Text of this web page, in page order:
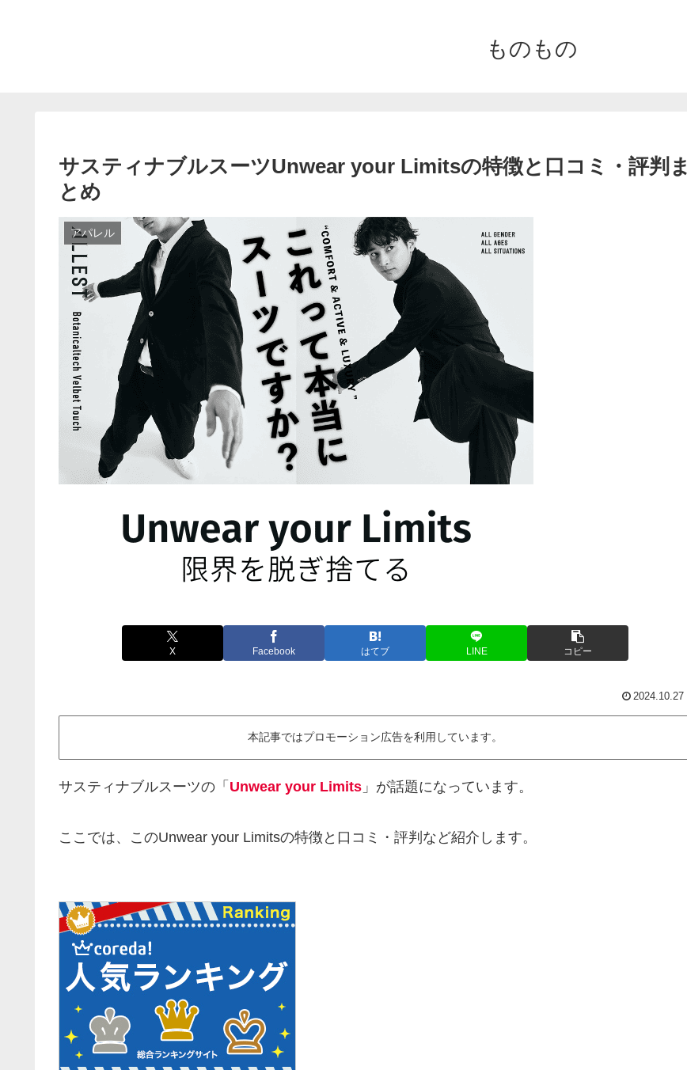
ものもの
サスティナブルスーツUnwear your Limitsの特徴と口コミ・評判ま
とめ
アパレル
X Facebook はてブ LINE コピー
2024.10.27
本記事ではプロモーション広告を利用しています。
サスティナブルスーツの「 Unwear your Limits 」が話題になっています。
ここでは、このUnwear your Limitsの特徴と口コミ・評判など紹介します。